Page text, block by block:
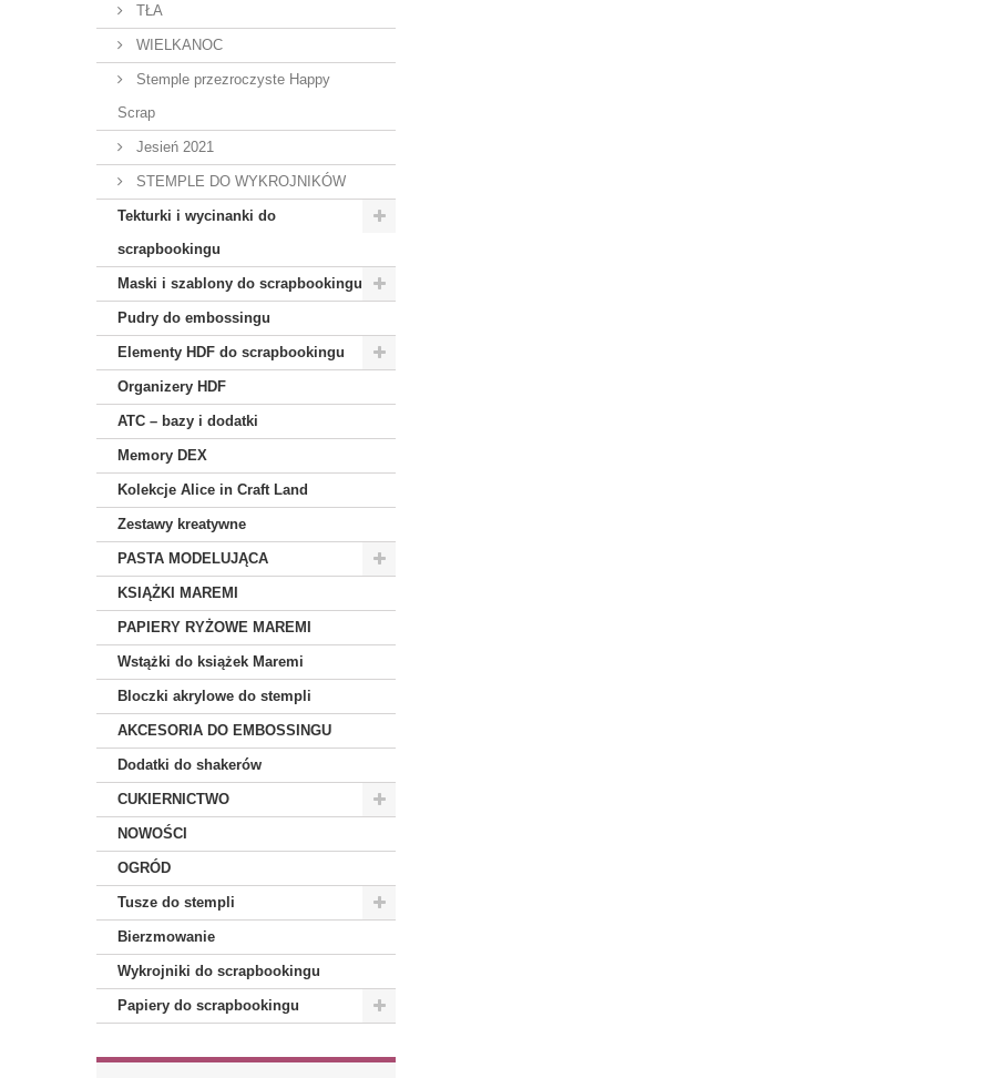
TŁA
WIELKANOC
Stemple przezroczyste Happy
Scrap
Jesień 2021
STEMPLE DO WYKROJNIKÓW
Tekturki i wycinanki do
scrapbookingu
Maski i szablony do scrapbookingu
Pudry do embossingu
Elementy HDF do scrapbookingu
Organizery HDF
ATC – bazy i dodatki
Memory DEX
Kolekcje Alice in Craft Land
Zestawy kreatywne
PASTA MODELUJĄCA
KSIĄŻKI MAREMI
PAPIERY RYŻOWE MAREMI
Wstążki do książek Maremi
Bloczki akrylowe do stempli
AKCESORIA DO EMBOSSINGU
Dodatki do shakerów
CUKIERNICTWO
NOWOŚCI
OGRÓD
Tusze do stempli
Bierzmowanie
Wykrojniki do scrapbookingu
Papiery do scrapbookingu